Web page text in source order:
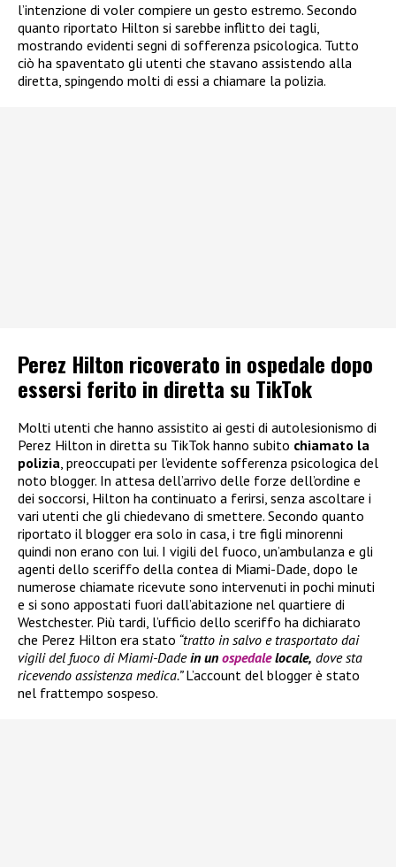
l’intenzione di voler compiere un gesto estremo. Secondo
quanto riportato Hilton si sarebbe inflitto dei tagli,
mostrando evidenti segni di sofferenza psicologica. Tutto
ciò ha spaventato gli utenti che stavano assistendo alla
diretta, spingendo molti di essi a chiamare la polizia.
Perez Hilton ricoverato in ospedale dopo
essersi ferito in diretta su TikTok
Molti utenti che hanno assistito ai gesti di autolesionismo di
Perez Hilton in diretta su TikTok hanno subito chiamato la
polizia , preoccupati per l’evidente sofferenza psicologica del
noto blogger. In attesa dell’arrivo delle forze dell’ordine e
dei soccorsi, Hilton ha continuato a ferirsi, senza ascoltare i
vari utenti che gli chiedevano di smettere. Secondo quanto
riportato il blogger era solo in casa, i tre figli minorenni
quindi non erano con lui. I vigili del fuoco, un’ambulanza e gli
agenti dello sceriffo della contea di Miami-Dade, dopo le
numerose chiamate ricevute sono intervenuti in pochi minuti
e si sono appostati fuori dall’abitazione nel quartiere di
Westchester. Più tardi, l’ufficio dello sceriffo ha dichiarato
che Perez Hilton era stato “tratto in salvo e trasportato dai
vigili del fuoco di Miami-Dadein un ospedalelocale, dove sta
ricevendo assistenza medica.”L’account del blogger è stato
nel frattempo sospeso.